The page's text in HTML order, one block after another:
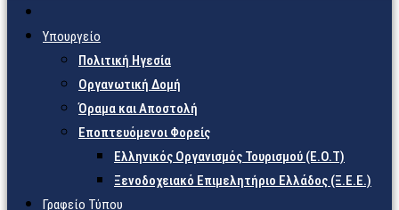
Υπουργείο
Πολιτική Ηγεσία
Οργανωτική Δομή
Όραμα και Αποστολή
Εποπτευόμενοι Φορείς
Eλληνικός Οργανισμός Τουρισμού (Ε.Ο.Τ)
Ξενοδοχειακό Επιμελητήριο Ελλάδος (Ξ.Ε.Ε.)
Γραφείο Τύπου